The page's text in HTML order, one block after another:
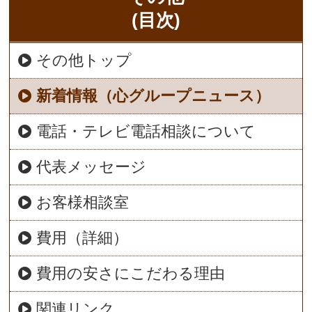
(目次)
その他トップ
新着情報（心グループニュース）
電話・テレビ電話相談について
代表メッセージ
お客様相談室
費用（詳細）
費用の安さにこだわる理由